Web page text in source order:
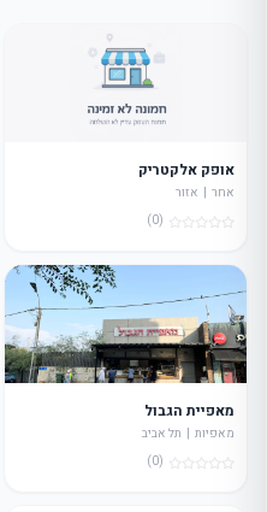
אופק אלקטריק
אחר | אזור
(0)
מאפיית הגבול
מאפיות | תל אביב
(0)